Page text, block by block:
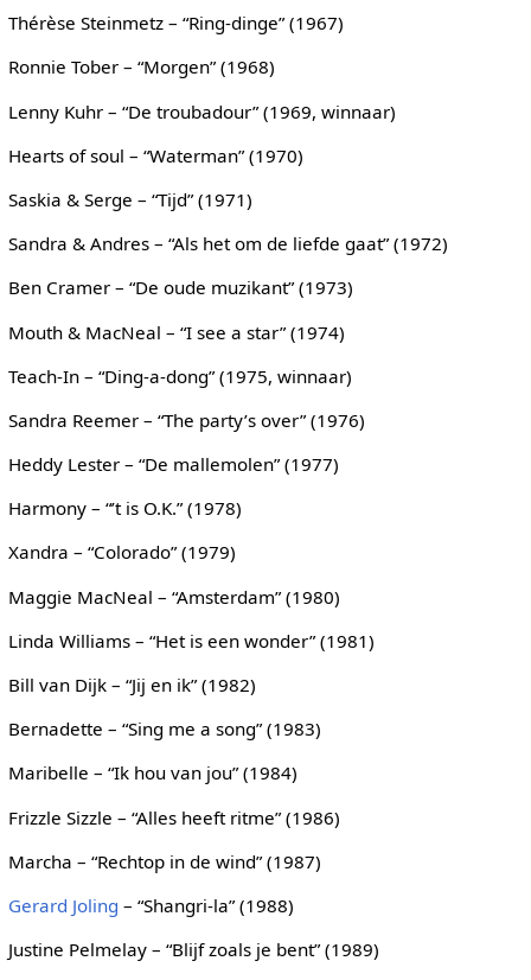
Thérèse Steinmetz – “Ring-dinge” (1967)
Ronnie Tober – “Morgen” (1968)
Lenny Kuhr – “De troubadour” (1969, winnaar)
Hearts of soul – “Waterman” (1970)
Saskia & Serge – “Tijd” (1971)
Sandra & Andres – “Als het om de liefde gaat” (1972)
Ben Cramer – “De oude muzikant” (1973)
Mouth & MacNeal – “I see a star” (1974)
Teach-In – “Ding-a-dong” (1975, winnaar)
Sandra Reemer – “The party’s over” (1976)
Heddy Lester – “De mallemolen” (1977)
Harmony – “’t is O.K.” (1978)
Xandra – “Colorado” (1979)
Maggie MacNeal – “Amsterdam” (1980)
Linda Williams – “Het is een wonder” (1981)
Bill van Dijk – “Jij en ik” (1982)
Bernadette – “Sing me a song” (1983)
Maribelle – “Ik hou van jou” (1984)
Frizzle Sizzle – “Alles heeft ritme” (1986)
Marcha – “Rechtop in de wind” (1987)
Gerard Joling – “Shangri-la” (1988)
Justine Pelmelay – “Blijf zoals je bent” (1989)